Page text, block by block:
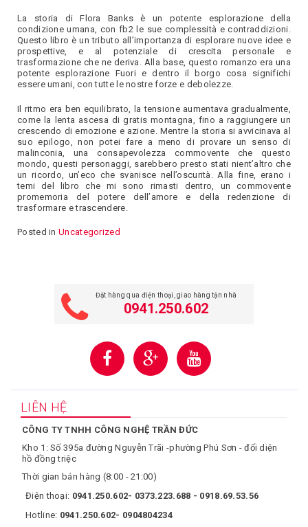
La storia di Flora Banks è un potente esplorazione della
condizione umana, con fb2 le sue complessità e contraddizioni.
Questo libro è un tributo all’importanza di esplorare nuove idee e
prospettive, e al potenziale di crescita personale e
trasformazione che ne deriva. Alla base, questo romanzo era una
potente esplorazione Fuori e dentro il borgo cosa significhi
essere umani, con tutte le nostre forze e debolezze.
Il ritmo era ben equilibrato, la tensione aumentava gradualmente,
come la lenta ascesa di gratis montagna, fino a raggiungere un
crescendo di emozione e azione. Mentre la storia si avvicinava al
suo epilogo, non potei fare a meno di provare un senso di
malinconia, una consapevolezza commovente che questo
mondo, questi personaggi, sarebbero presto stati nient’altro che
un ricordo, un’eco che svanisce nell’oscurità. Alla fine, erano i
temi del libro che mi sono rimasti dentro, un commovente
promemoria del potere dell’amore e della redenzione di
trasformare e trascendere.
Posted in Uncategorized
Đặt hàng qua điện thoại, giao hàng tận nhà
0941.250.602
LIÊN HỆ
CÔNG TY TNHH CÔNG NGHỆ TRẦN ĐỨC
Kho 1: Số 395a đường Nguyễn Trãi -phường Phú Sơn - đối diện
hồ đồng triệc
Thời gian bán hàng (8:00 - 21:00)
Điện thoại: 0941.250.602- 0373.223.688 - 0918.69.53.56
Hotline: 0941.250.602- 0904804234